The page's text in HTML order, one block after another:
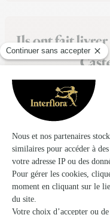
Ils ont fait livrer
★ ★ ★ ★ ★
Simple et rapide.
Simple et rapide.
27/04/2026
★ ★ ★ ★ ★